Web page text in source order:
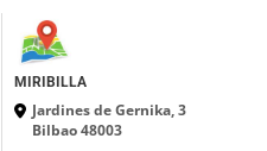
MIRIBILLA
Jardines de Gernika, 3
Bilbao 48003